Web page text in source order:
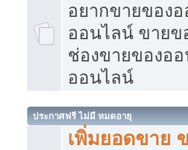
อยากขายของ
ออนไลน์ ขายข
ช่องขายของอ
ออนไลน์
ประกาศฟรี ไม่มี หมดอายุ
เพิ่มยอดขาย